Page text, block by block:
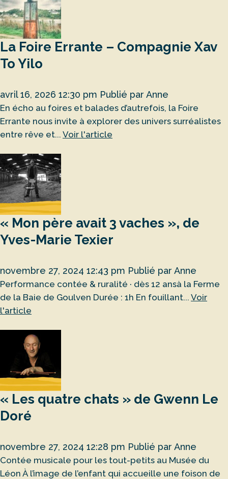
La Foire Errante – Compagnie Xav
To Yilo
avril 16, 2026 12:30 pm Publié par Anne
En écho au foires et balades d’autrefois, la Foire
Errante nous invite à explorer des univers surréalistes
entre rêve et... Voir l'article
« Mon père avait 3 vaches », de
Yves-Marie Texier
novembre 27, 2024 12:43 pm Publié par Anne
Performance contée & ruralité · dès 12 ansà la Ferme
de la Baie de Goulven Durée : 1h En fouillant... Voir
l'article
« Les quatre chats » de Gwenn Le
Doré
novembre 27, 2024 12:28 pm Publié par Anne
Contée musicale pour les tout-petits au Musée du
Léon À l’image de l’enfant qui accueille une foison de